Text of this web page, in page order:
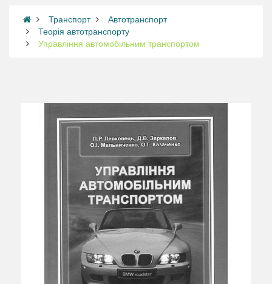
Транспорт
Автотранспорт
Теорія автотранспорту
Управління автомобільним транспортом